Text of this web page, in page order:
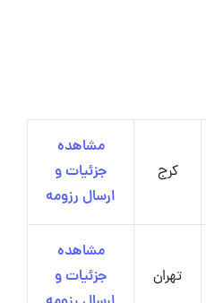
کرج
مشاهده
جزئیات و
ارسال رزومه
تهران
مشاهده
جزئیات و